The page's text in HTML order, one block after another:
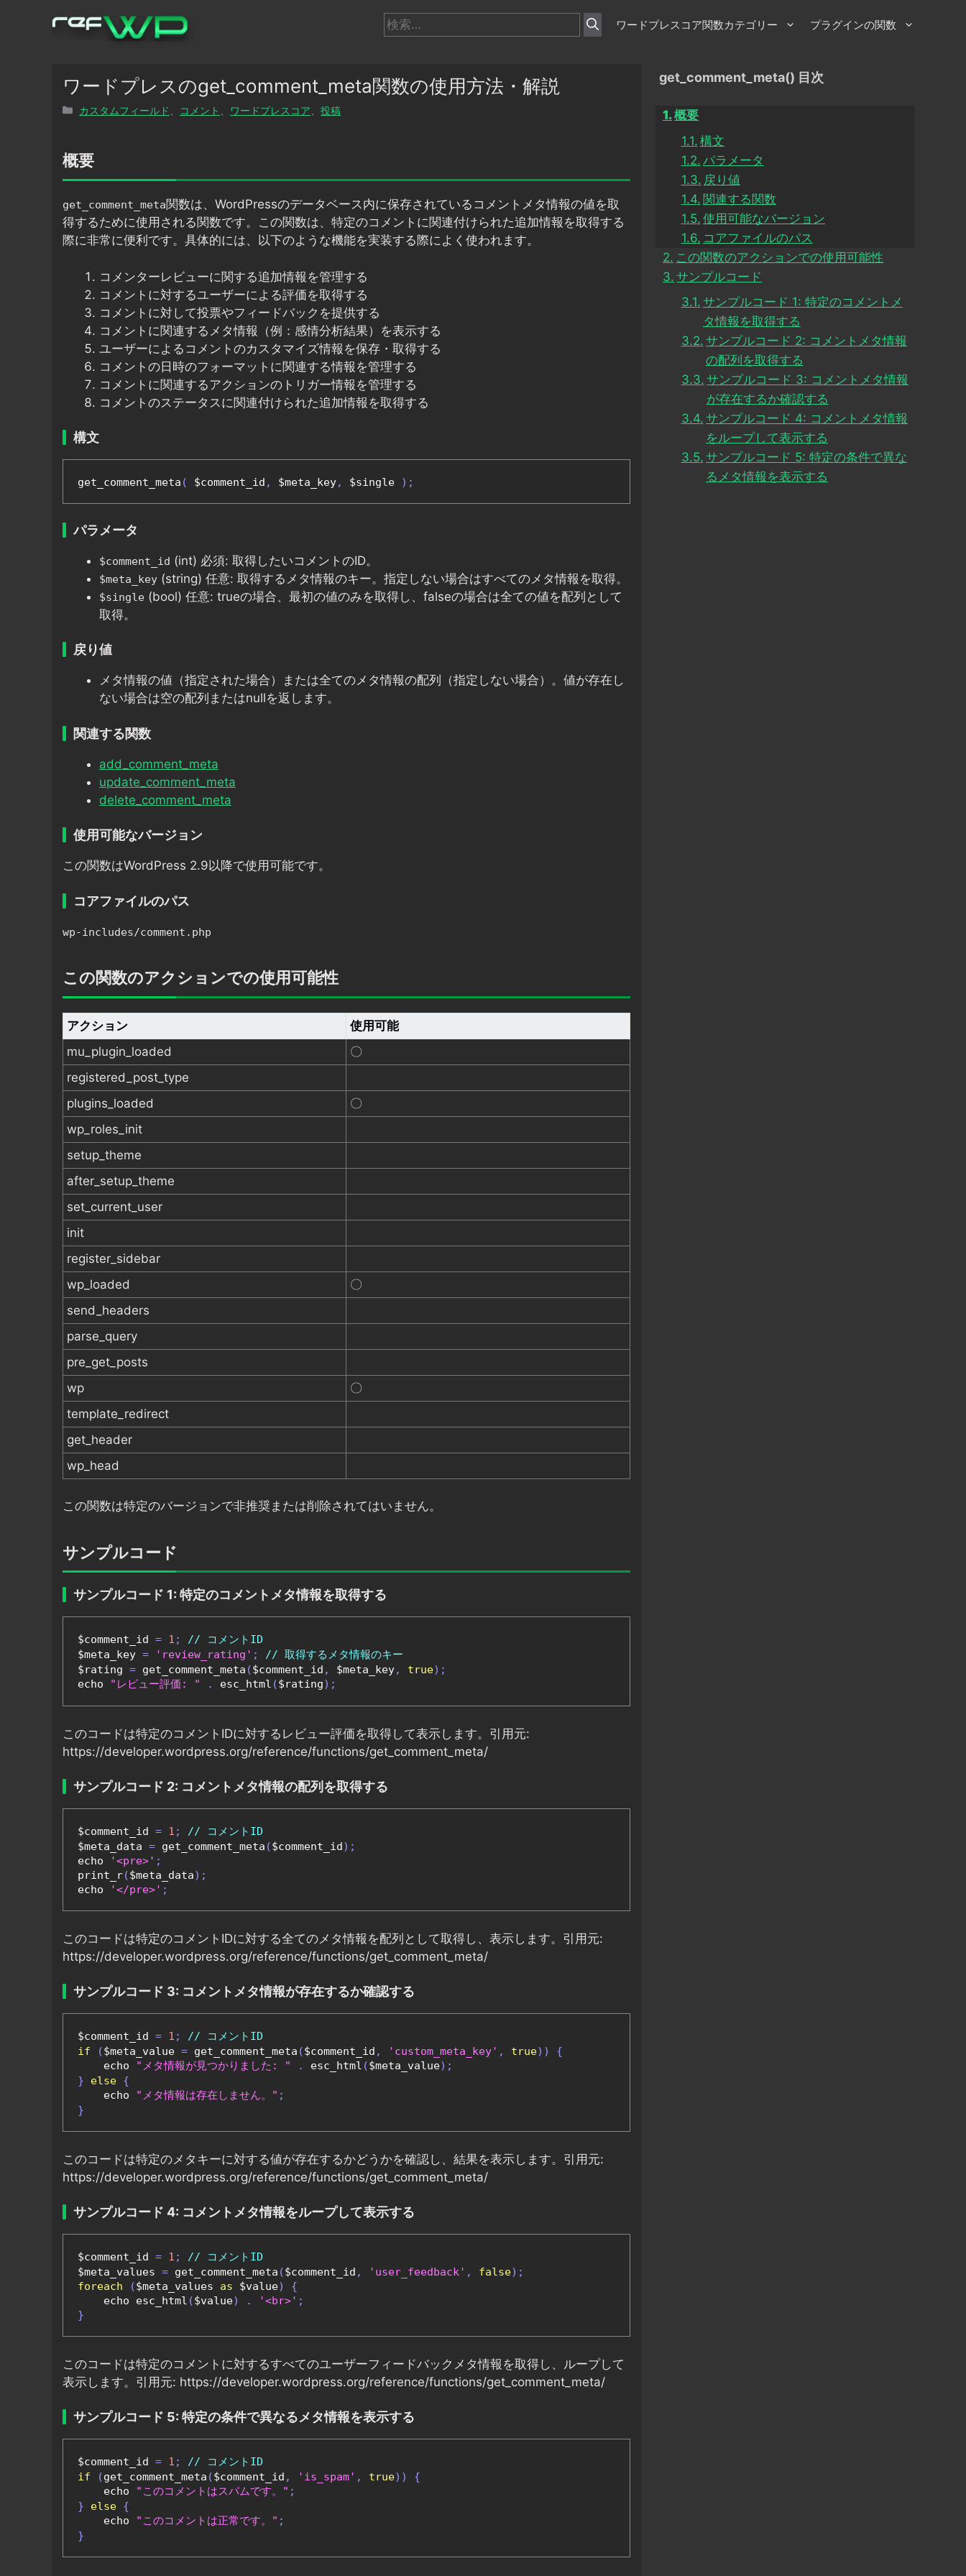
検
索:
ワードプレスコア関数カテゴリー プラグインの関数
ワードプレスのget_comment_meta関数の使用方法・解説
カ
リ
ー
カスタムフィールド コメント ワードプレスコア 、投稿
概要
get_comment_meta関数は、WordPressのデータベース内に保存されているコメントメタ情報の値を取
得するために使用される関数です。この関数は、特定のコメントに関連付けられた追加情報を取得する
際に非常に便利です。具体的には、以下のような機能を実装する際によく使われます。
コメンターレビューに関する追加情報を管理する
コメントに対するユーザーによる評価を取得する
コメントに対して投票やフィードバックを提供する
コメントに関連するメタ情報（例：感情分析結果）を表示する
ユーザーによるコメントのカスタマイズ情報を保存・取得する
コメントの日時のフォーマットに関連する情報を管理する
コメントに関連するアクションのトリガー情報を管理する
コメントのステータスに関連付けられた追加情報を取得する
構文
get_comment_meta ( $comment_id , $meta_key, $single );
パラメータ
$comment_id (int) 必須: 取得したいコメントのID。
$meta_key (string) 任意: 取得するメタ情報のキー。指定しない場合はすべてのメタ情報を取得。
$single (bool) 任意: trueの場合、最初の値のみを取得し、falseの場合は全ての値を配列として
取得。
戻り値
メタ情報の値（指定された場合）または全てのメタ情報の配列（指定しない場合）。値が存在し
ない場合は空の配列またはnullを返します。
関連する関数
add_comment_meta
update_comment_meta
delete_comment_meta
使用可能なバージョン
この関数はWordPress 2.9以降で使用可能です。
コアファイルのパス
wp-includes/comment.php
この関数のアクションでの使用可能性
アクション
使用可能
mu_plugin_loaded
〇
registered_post_type
plugins_loaded
〇
wp_roles_init
setup_theme
after_setup_theme
set_current_user
init
register_sidebar
wp_loaded
〇
send_headers
parse_query
pre_get_posts
wp
〇
template_redirect
get_header
wp_head
この関数は特定のバージョンで非推奨または削除されてはいません。
サンプルコード
サンプルコード 1: 特定のコメントメタ情報を取得する
$comment_id = 1 ;
// コメントID
$meta_key = 'review_rating' ;
// 取得するメタ情報のキー
$rating = get_comment_meta ($comment_id , $meta_key, true);
echo
"レビュー評価: " . esc_html ($rating);
このコードは特定のコメントIDに対するレビュー評価を取得して表示します。引用元:
https://developer.wordpress.org/reference/functions/get_comment_meta/
サンプルコード 2: コメントメタ情報の配列を取得する
$comment_id = 1 ;
// コメントID
$meta_data = get_comment_meta ($comment_id );
echo
'<pre>' ;
print_r($meta_data);
echo
'</pre>' ;
このコードは特定のコメントIDに対する全てのメタ情報を配列として取得し、表示します。引用元:
https://developer.wordpress.org/reference/functions/get_comment_meta/
サンプルコード 3: コメントメタ情報が存在するか確認する
$comment_id = 1 ;
// コメントID
if
($meta_value = get_comment_meta ($comment_id , 'custom_meta_key' , true))
{
    echo
"メタ情報が見つかりました: " . esc_html ($meta_value);
}
else {
    echo
"メタ情報は存在しません。" ;
}
このコードは特定のメタキーに対する値が存在するかどうかを確認し、結果を表示します。引用元:
https://developer.wordpress.org/reference/functions/get_comment_meta/
サンプルコード 4: コメントメタ情報をループして表示する
$comment_id = 1 ;
// コメントID
$meta_values = get_comment_meta ($comment_id , 'user_feedback' , false);
foreach
($meta_values as $value)
{
    echo esc_html
($value) . '<br>' ;
}
このコードは特定のコメントに対するすべてのユーザーフィードバックメタ情報を取得し、ループして
表示します。引用元: https://developer.wordpress.org/reference/functions/get_comment_meta/
サンプルコード 5: 特定の条件で異なるメタ情報を表示する
$comment_id = 1 ;
// コメントID
if
(get_comment_meta ($comment_id , 'is_spam' , true))
{
    echo
"このコメントはスパムです。" ;
}
else {
    echo
"このコメントは正常です。" ;
}
get_comment_meta() 目次
概要
構文
パラメータ
戻り値
関連する関数
使用可能なバージョン
コアファイルのパス
この関数のアクションでの使用可能性
サンプルコード
サンプルコード 1: 特定のコメントメ
タ情報を取得する
サンプルコード 2: コメントメタ情報
の配列を取得する
サンプルコード 3: コメントメタ情報
が存在するか確認する
サンプルコード 4: コメントメタ情報
をループして表示する
サンプルコード 5: 特定の条件で異な
るメタ情報を表示する